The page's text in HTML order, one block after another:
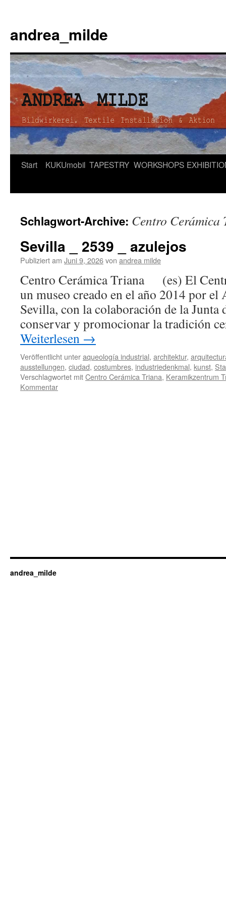
andrea_milde
Zum
Start KUKUmobil TAPESTRY WORKSHOPS
Schlagwort-Archive: Centro Cerámica
Sevilla _ 2539 _ azulejos
Publiziert am Juni 9, 2026von andrea milde
Centro Cerámica Triana (es) El
un museo creado en el año 2014 por el
Sevilla, con la colaboración de la Junta
conservar y promocionar la tradición
Weiterlesen →
Veröffentlicht unteraqueología industrial, architektur,
ausstellungen, ciudad, costumbres, industriedenkmal, kunst,
Verschlagwortet mitCentro Cerámica Triana, Keramikzentrum
Kommentar
andrea_milde